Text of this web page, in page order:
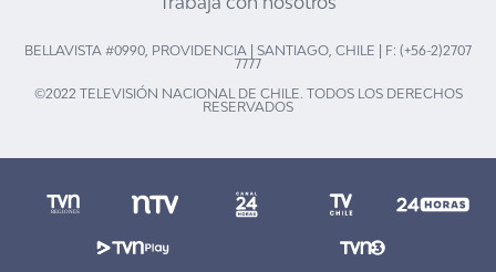
BELLAVISTA #0990, PROVIDENCIA | SANTIAGO, CHILE | F: (+56-2)2707
7777
©2022 TELEVISIÓN NACIONAL DE CHILE. TODOS LOS DERECHOS
RESERVADOS